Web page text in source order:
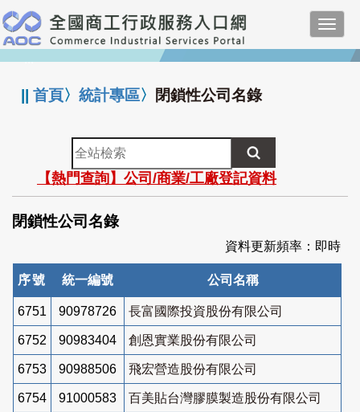
跳
到
主
要
:::
||首頁〉統計專區〉 閉鎖性公司名錄
全
站
檢
索
【熱門查詢】公司/商業/工廠登記資料
閉鎖性公司名錄
資料更新頻率：即時
序號 統一編號 公司名稱
6751 90978726 長富國際投資股份有限公司
6752 90983404 創恩實業股份有限公司
6753 90988506 飛宏營造股份有限公司
6754 91000583 百美貼台灣膠膜製造股份有限公司